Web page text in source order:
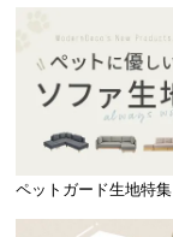
ペットガード生地特集